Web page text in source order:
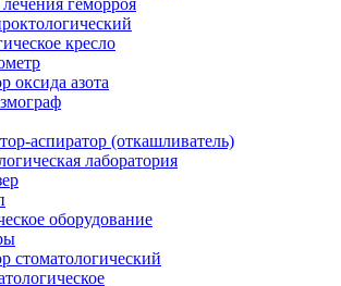
геморроя
кресло
оксида азота
аспиратор (откашливатель)
лаборатория
оборудование
стоматологический